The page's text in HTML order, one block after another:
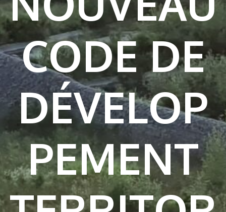
CODE DE
DÉVELOP
PEMENT